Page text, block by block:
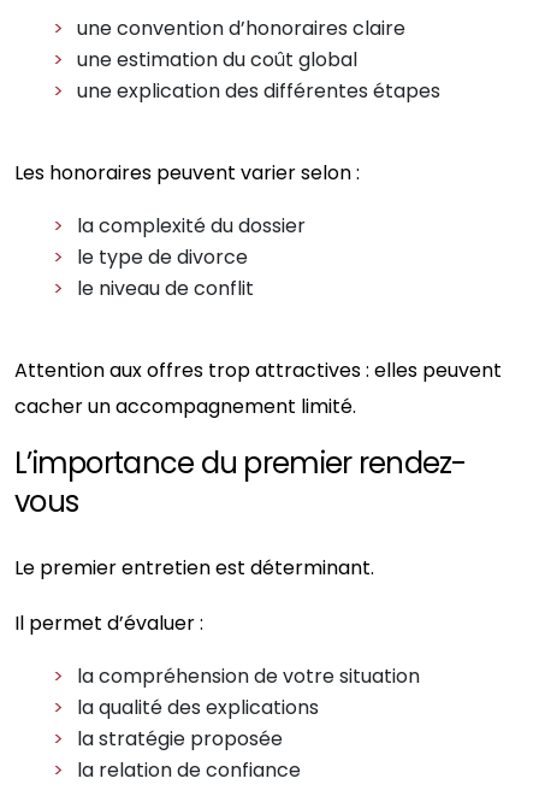
une convention d’honoraires claire
une estimation du coût global
une explication des différentes étapes
Les honoraires peuvent varier selon :
la complexité du dossier
le type de divorce
le niveau de conflit
Attention aux offres trop attractives : elles peuvent
cacher un accompagnement limité.
L’importance du premier rendez-
vous
Le premier entretien est déterminant.
Il permet d’évaluer :
la compréhension de votre situation
la qualité des explications
la stratégie proposée
la relation de confiance